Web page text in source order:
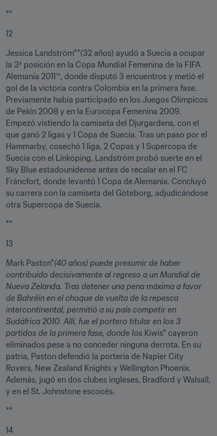
**
12
Jessica Landström**(32 años) ayudó a Suecia a ocupar
la 3ª posición en la Copa Mundial Femenina de la FIFA
Alemania 2011™, donde disputó 3 encuentros y metió el
gol de la victoria contra Colombia en la primera fase.
Previamente había participado en los Juegos Olímpicos
de Pekín 2008 y en la Eurocopa Femenina 2009.
Empezó vistiendo la camiseta del Djurgardens, con el
que ganó 2 ligas y 1 Copa de Suecia. Tras un paso por el
Hammarby, cosechó 1 liga, 2 Copas y 1 Supercopa de
Suecia con el Linköping. Landström probó suerte en el
Sky Blue estadounidense antes de recalar en el FC
Fráncfort, donde levantó 1 Copa de Alemania. Concluyó
su carrera con la camiseta del Göteborg, adjudicándose
otra Supercopa de Suecia.
**
13
Mark Paston*(40 años) puede presumir de haber
contribuido decisivamente al regreso a un Mundial de
Nueva Zelanda. Tras detener una pena máxima a favor
de Bahréin en el choque de vuelta de la repesca
intercontinental, permitió a su país competir en
Sudáfrica 2010. Allí, fue el portero titular en los 3
partidos de la primera fase, donde los Kiwis* cayeron
eliminados pese a no conceder ninguna derrota. En su
patria, Paston defendió la portería de Napier City
Rovers, New Zealand Knights y Wellington Phoenix.
Además, jugó en dos clubes ingleses, Bradford y Walsall,
y en el St. Johnstone escocés.
**
14